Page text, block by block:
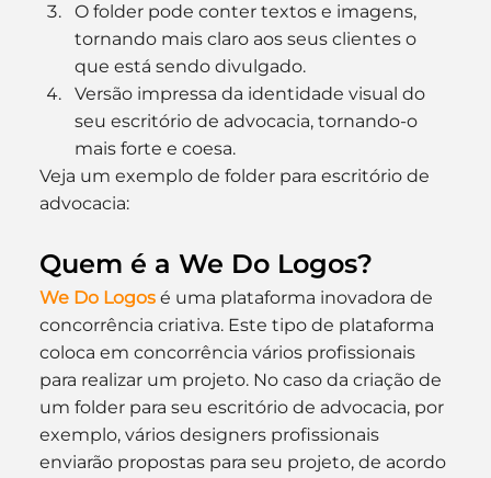
O folder pode conter textos e imagens,
tornando mais claro aos seus clientes o
que está sendo divulgado.
Versão impressa da identidade visual do
seu escritório de advocacia, tornando-o
mais forte e coesa.
Veja um exemplo de folder para escritório de
advocacia:
Quem é a We Do Logos?
We Do Logos é uma plataforma inovadora de
concorrência criativa. Este tipo de plataforma
coloca em concorrência vários profissionais
para realizar um projeto. No caso da criação de
um folder para seu escritório de advocacia, por
exemplo, vários designers profissionais
enviarão propostas para seu projeto, de acordo